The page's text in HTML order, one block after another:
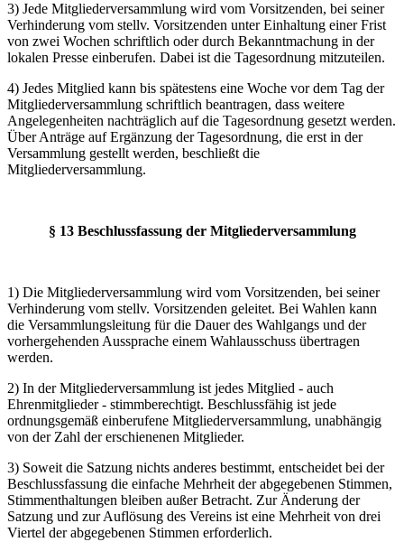
3) Jede Mitgliederversammlung wird vom Vorsitzenden, bei seiner
Verhinderung vom stellv. Vorsitzenden unter Einhaltung einer Frist
von zwei Wochen schriftlich oder durch Bekanntmachung in der
lokalen Presse einberufen. Dabei ist die Tagesordnung mitzuteilen.
4) Jedes Mitglied kann bis spätestens eine Woche vor dem Tag der
Mitgliederversammlung schriftlich beantragen, dass weitere
Angelegenheiten nachträglich auf die Tagesordnung gesetzt werden.
Über Anträge auf Ergänzung der Tagesordnung, die erst in der
Versammlung gestellt werden, beschließt die
Mitgliederversammlung.
§ 13 Beschlussfassung der Mitgliederversammlung
1) Die Mitgliederversammlung wird vom Vorsitzenden, bei seiner
Verhinderung vom stellv. Vorsitzenden geleitet. Bei Wahlen kann
die Versammlungsleitung für die Dauer des Wahlgangs und der
vorhergehenden Aussprache einem Wahlausschuss übertragen
werden.
2) In der Mitgliederversammlung ist jedes Mitglied - auch
Ehrenmitglieder - stimmberechtigt. Beschlussfähig ist jede
ordnungsgemäß einberufene Mitgliederversammlung, unabhängig
von der Zahl der erschienenen Mitglieder.
3) Soweit die Satzung nichts anderes bestimmt, entscheidet bei der
Beschlussfassung die einfache Mehrheit der abgegebenen Stimmen,
Stimmenthaltungen bleiben außer Betracht. Zur Änderung der
Satzung und zur Auflösung des Vereins ist eine Mehrheit von drei
Viertel der abgegebenen Stimmen erforderlich.